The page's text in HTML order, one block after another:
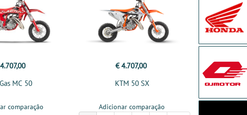
MC 50
comparação
€ 4.707,00
KTM 50 SX
Adicionar comparação